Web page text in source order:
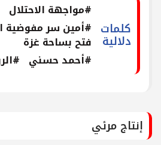
كلمات
دلالية
#مواجهة الاحتلال
#أمين سر مفوضية
فتح بساحة غزة
#أحمد حسني
إنتاج مرئي